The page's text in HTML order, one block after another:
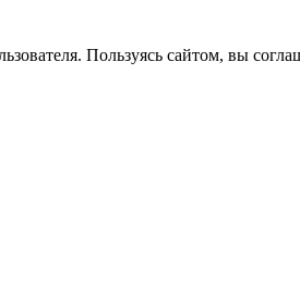
Пользуясь сайтом, вы